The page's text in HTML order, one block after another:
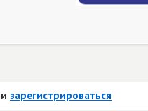
зарегистрироваться